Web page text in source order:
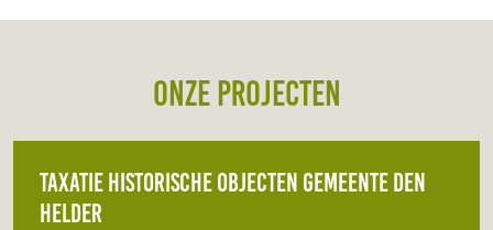
Onze projecten
Taxatie historische objecten gemeente Den
Helder